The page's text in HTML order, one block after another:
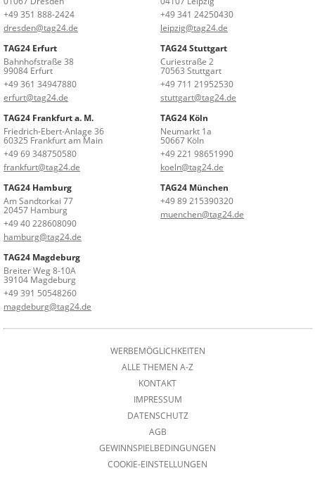
+49 351 888-2424
dresden@tag24.de
+49 341 24250430
leipzig@tag24.de
TAG24 Erfurt
Bahnhofstraße 38
99084 Erfurt
+49 361 34947880
erfurt@tag24.de
TAG24 Stuttgart
Curiestraße 2
70563 Stuttgart
+49 711 21952530
stuttgart@tag24.de
TAG24 Frankfurt a. M.
Friedrich-Ebert-Anlage 36
60325 Frankfurt am Main
+49 69 348750580
frankfurt@tag24.de
TAG24 Köln
Neumarkt 1a
50667 Köln
+49 221 98651990
koeln@tag24.de
TAG24 Hamburg
Am Sandtorkai 77
20457 Hamburg
+49 40 228608090
hamburg@tag24.de
TAG24 München
+49 89 215390320
muenchen@tag24.de
TAG24 Magdeburg
Breiter Weg 8-10A
39104 Magdeburg
+49 391 50548260
magdeburg@tag24.de
WERBEMÖGLICHKEITEN
ALLE THEMEN A-Z
KONTAKT
IMPRESSUM
DATENSCHUTZ
AGB
GEWINNSPIELBEDINGUNGEN
COOKIE-EINSTELLUNGEN